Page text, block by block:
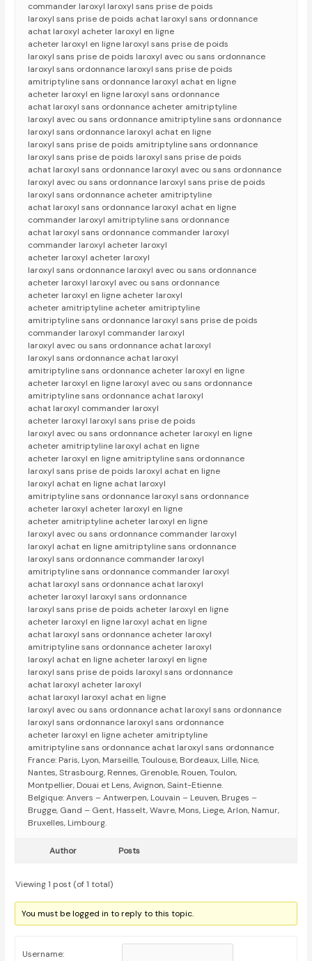
commander laroxyl laroxyl sans prise de poids
laroxyl sans prise de poids achat laroxyl sans ordonnance
achat laroxyl acheter laroxyl en ligne
acheter laroxyl en ligne laroxyl sans prise de poids
laroxyl sans prise de poids laroxyl avec ou sans ordonnance
laroxyl sans ordonnance laroxyl sans prise de poids
amitriptyline sans ordonnance laroxyl achat en ligne
acheter laroxyl en ligne laroxyl sans ordonnance
achat laroxyl sans ordonnance acheter amitriptyline
laroxyl avec ou sans ordonnance amitriptyline sans ordonnance
laroxyl sans ordonnance laroxyl achat en ligne
laroxyl sans prise de poids amitriptyline sans ordonnance
laroxyl sans prise de poids laroxyl sans prise de poids
achat laroxyl sans ordonnance laroxyl avec ou sans ordonnance
laroxyl avec ou sans ordonnance laroxyl sans prise de poids
laroxyl sans ordonnance acheter amitriptyline
achat laroxyl sans ordonnance laroxyl achat en ligne
commander laroxyl amitriptyline sans ordonnance
achat laroxyl sans ordonnance commander laroxyl
commander laroxyl acheter laroxyl
acheter laroxyl acheter laroxyl
laroxyl sans ordonnance laroxyl avec ou sans ordonnance
acheter laroxyl laroxyl avec ou sans ordonnance
acheter laroxyl en ligne acheter laroxyl
acheter amitriptyline acheter amitriptyline
amitriptyline sans ordonnance laroxyl sans prise de poids
commander laroxyl commander laroxyl
laroxyl avec ou sans ordonnance achat laroxyl
laroxyl sans ordonnance achat laroxyl
amitriptyline sans ordonnance acheter laroxyl en ligne
acheter laroxyl en ligne laroxyl avec ou sans ordonnance
amitriptyline sans ordonnance achat laroxyl
achat laroxyl commander laroxyl
acheter laroxyl laroxyl sans prise de poids
laroxyl avec ou sans ordonnance acheter laroxyl en ligne
acheter amitriptyline laroxyl achat en ligne
acheter laroxyl en ligne amitriptyline sans ordonnance
laroxyl sans prise de poids laroxyl achat en ligne
laroxyl achat en ligne achat laroxyl
amitriptyline sans ordonnance laroxyl sans ordonnance
acheter laroxyl acheter laroxyl en ligne
acheter amitriptyline acheter laroxyl en ligne
laroxyl avec ou sans ordonnance commander laroxyl
laroxyl achat en ligne amitriptyline sans ordonnance
laroxyl sans ordonnance commander laroxyl
amitriptyline sans ordonnance commander laroxyl
achat laroxyl sans ordonnance achat laroxyl
acheter laroxyl laroxyl sans ordonnance
laroxyl sans prise de poids acheter laroxyl en ligne
acheter laroxyl en ligne laroxyl achat en ligne
achat laroxyl sans ordonnance acheter laroxyl
amitriptyline sans ordonnance acheter laroxyl
laroxyl achat en ligne acheter laroxyl en ligne
laroxyl sans prise de poids laroxyl sans ordonnance
achat laroxyl acheter laroxyl
achat laroxyl laroxyl achat en ligne
laroxyl avec ou sans ordonnance achat laroxyl sans ordonnance
laroxyl sans ordonnance laroxyl sans ordonnance
acheter laroxyl en ligne acheter amitriptyline
amitriptyline sans ordonnance achat laroxyl sans ordonnance
France: Paris, Lyon, Marseille, Toulouse, Bordeaux, Lille, Nice,
Nantes, Strasbourg, Rennes, Grenoble, Rouen, Toulon,
Montpellier, Douai et Lens, Avignon, Saint-Etienne.
Belgique: Anvers – Antwerpen, Louvain – Leuven, Bruges –
Brugge, Gand – Gent, Hasselt, Wavre, Mons, Liege, Arlon, Namur,
Bruxelles, Limbourg.
Author Posts
Viewing 1 post (of 1 total)
You must be logged in to reply to this topic.
Username: